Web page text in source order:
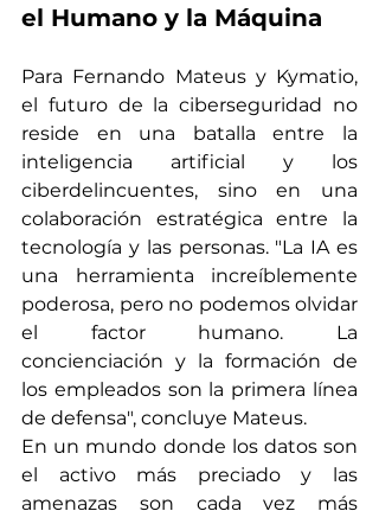
el Humano y la Máquina
Para Fernando Mateus y Kymatio,
el futuro de la ciberseguridad no
reside en una batalla entre la
inteligencia artificial y los
ciberdelincuentes, sino en una
colaboración estratégica entre la
tecnología y las personas. "La IA es
una herramienta increíblemente
poderosa, pero no podemos olvidar
el factor humano. La
concienciación y la formación de
los empleados son la primera línea
de defensa", concluye Mateus.
En un mundo donde los datos son
el activo más preciado y las
amenazas son cada vez más